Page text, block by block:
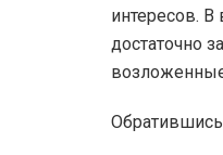
интересов.
достаточно
Обратившись